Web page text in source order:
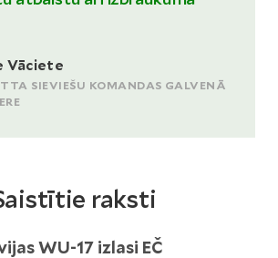
Vāciete
SIEVIEŠU KOMANDAS GALVENĀ
raksti
WU-17 izlasi EČ